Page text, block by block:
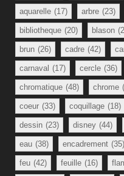
aquarelle (17) arbre (23)
bibliotheque (20) blason
brun (26) cadre (42)
carnaval (17) cercle (36)
chromatique (48) chrome
coeur (33) coquillage (18)
dessin (23) disney (44)
eau (38) encadrement (35)
feu (42) feuille (16)